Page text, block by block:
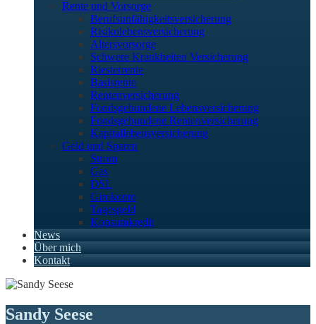
Rente und Vorsorge
Berufs­unfähigkeitsversicherung
Risikolebensversicherung
Altersvorsorge
Schwere Krankheiten Versicherung
Riesterrente
Basisrente
Rentenversicherung
Fondsgebundene Lebensversicherung
Fondsgebundene Rentenversicherung
Kapitallebensversicherung
Geld und Sparen
Strom
Gas
DSL
Girokonto
Tagesgeld
Konsumkredit
News
Über mich
Kontakt
Sandy Seese